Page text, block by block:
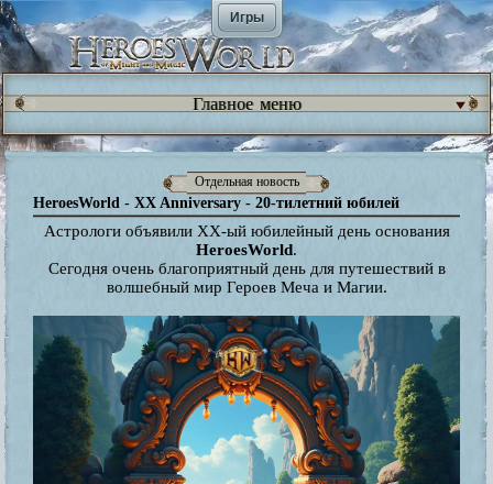
Игры
Главное меню
Отдельная новость
HeroesWorld - XX Anniversary - 20-тилетний юбилей
Астрологи объявили XX-ый юбилейный день основания
HeroesWorld.
Сегодня очень благоприятный день для путешествий в
волшебный мир Героев Меча и Магии.